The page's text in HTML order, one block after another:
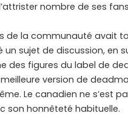
nombre de ses
de la communauté avait
un sujet de discussion, en
des figures du label de
version de
Le canadien ne s’est
son honnêteté habituelle.